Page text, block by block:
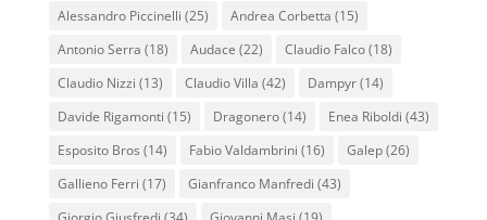
Alessandro Piccinelli (25) Andrea Corbetta (15)
Antonio Serra (18) Audace (22) Claudio Falco(18)
Claudio Nizzi (13) Claudio Villa (42) Dampyr(14)
Davide Rigamonti (15) Dragonero(14) Enea Riboldi (43)
Esposito Bros (14) Fabio Valdambrini (16) Galep(26)
Gallieno Ferri (17) Gianfranco Manfredi (43)